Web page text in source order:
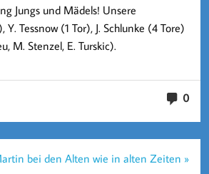
Jungs und Mädels! Unsere
Tessnow (1 Tor), J. Schlunke (4 Tore)
M. Stenzel, E. Turskic).
0
bei den Alten wie in alten Zeiten »